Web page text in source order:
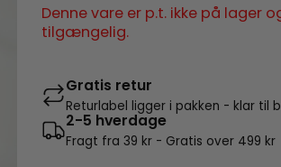
Denne vare er p.t. ikke på lager
tilgængelig.
Gratis retur
Returlabel ligger i pakken - klar til
2-5 hverdage
Fragt fra 39 kr - Gratis over 499 kr